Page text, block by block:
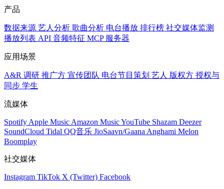
产品
数据来源 艺人分析 歌曲分析 电台播放 排行榜 社交媒体监测
播放列表 API 音频特征 MCP 服务器
应用场景
A&R 调研 推广方 宣传团队 电台节目策划 艺人 版权方 授权与
同步 学生
流媒体
Spotify Apple Music Amazon MusicYouTube Shazam Deezer
SoundCloud Tidal QQ音乐 JioSaavn/Gaana Anghami Melon
Boomplay
社交媒体
Instagram TikTok X (Twitter) Facebook